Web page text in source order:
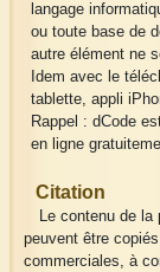
langage
ou toute base de
autre élément ne
Idem avec le
tablette, appli
Rappel : dCode
en ligne
Citation
Le contenu de
peuvent être
commerciales, à